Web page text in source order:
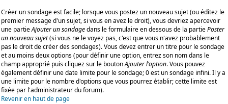
Créer un sondage est facile; lorsque vous postez un nouveau sujet (ou éditez le
premier message d'un sujet, si vous en avez le droit), vous devriez apercevoir
une partieAjouter un sondagedans le formulaire en dessous de la partiePoster
un nouveau sujet(si vous ne le voyez pas, c'est que vous n'avez probablement
pas le droit de créer des sondages). Vous devez entrer un titre pour le sondage
et au moins deux options (pour définir une option, entrez son nom dans le
champ approprié puis cliquez sur le boutonAjouter l'option. Vous pouvez
également définir une date limite pour le sondage; 0 est un sondage infini. Il y a
une limite pour le nombre d'options que vous pourrez établir; cette limite est
fixée par l'administrateur du forum).
Revenir en haut de page